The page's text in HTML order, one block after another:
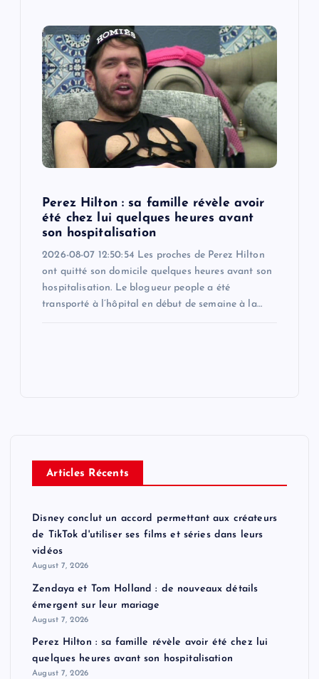
Perez Hilton : sa famille révèle avoir
été chez lui quelques heures avant
son hospitalisation
2026-08-07 12:50:54 Les proches de Perez Hilton
ont quitté son domicile quelques heures avant son
hospitalisation. Le blogueur people a été
transporté à l’hôpital en début de semaine à la…
Articles Récents
Disney conclut un accord permettant aux créateurs
de TikTok d'utiliser ses films et séries dans leurs
vidéos
August 7, 2026
Zendaya et Tom Holland : de nouveaux détails
émergent sur leur mariage
August 7, 2026
Perez Hilton : sa famille révèle avoir été chez lui
quelques heures avant son hospitalisation
August 7, 2026